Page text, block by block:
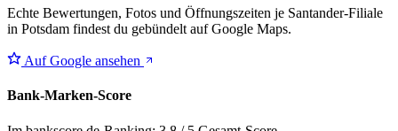
Echte Bewertungen, Fotos und Öffnungszeiten je Santander-Filiale
in Potsdam findest du gebündelt auf Google Maps.
Auf Google ansehen
Bank-Marken-Score